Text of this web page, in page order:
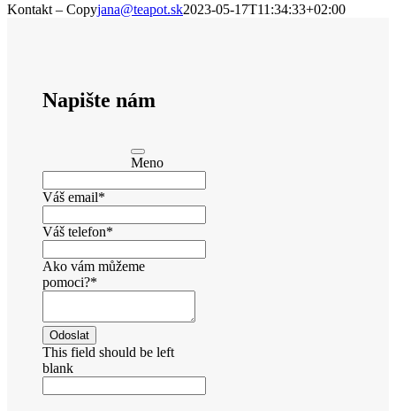
Kontakt – Copyjana@teapot.sk2023-05-17T11:34:33+02:00
Napište nám
Meno
Váš email*
Váš telefon*
Ako vám můžeme
pomoci?*
Odoslat
This field should be left
blank